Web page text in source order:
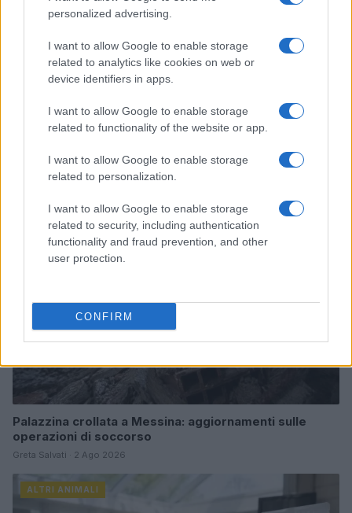
personalized advertising.
I want to allow Google to enable storage
related to analytics like cookies on web or
device identifiers in apps.
I want to allow Google to enable storage
related to functionality of the website or app.
I want to allow Google to enable storage
related to personalization.
I want to allow Google to enable storage
related to security, including authentication
functionality and fraud prevention, and other
user protection.
CONFIRM
Crollo a Pistunina: vigili del fuoco al lavoro per trovare
Palazzina crollata a Messina: aggiornamenti sulle
operazioni di soccorso
Greta Salvati · 2 Ago 2026
ALTRI ANIMALI